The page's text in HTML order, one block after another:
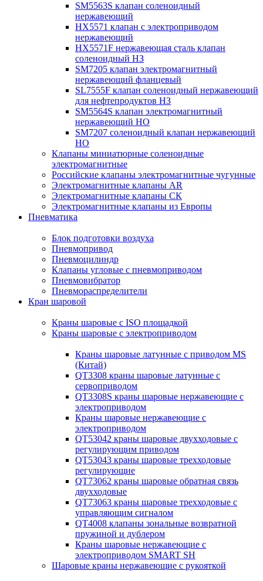
SM5563S клапан соленоидный
нержавеющий
HX5571 клапан с электроприводом
нержавеющий
HX5571F нержавеющая сталь клапан
соленоидный НЗ
SM7205 клапан электромагнитный
нержавеющий фланцевый
SL7555F клапан соленоидный нержавеющий
для нефтепродуктов НЗ
SM5564S клапан электромагнитный
нержавеющий НО
SM7207 соленоидный клапан нержавеющий
НО
Клапаны миниатюрные соленоидные
электромагнитные
Российские клапаны электромагнитные чугунные
Электромагнитные клапаны AR
Электромагнитные клапаны СК
Электромагнитные клапаны из Европы
Пневматика
Блок подготовки воздуха
Пневмопривод
Пневмоцилиндр
Клапаны угловые с пневмоприводом
Пневмовибратор
Пневмораспределители
Кран шаровой
Краны шаровые с ISO площадкой
Краны шаровые с электроприводом
Краны шаровые латунные с приводом MS
(Китай)
QT3308 краны шаровые латунные с
сервоприводом
QT3308S краны шаровые нержавеющие с
электроприводом
Краны шаровые нержавеющие с
электроприводом
QT53042 краны шаровые двухходовые с
регулирующим приводом
QT53043 краны шаровые трехходовые
регулирующие
QT73062 краны шаровые обратная связь
двухходовые
QT73063 краны шаровые трехходовые с
управляющим сигналом
QT4008 клапаны зональные возвратной
пружиной и дублером
Краны шаровые нержавеющие с
электроприводом SMART SH
Шаровые краны нержавеющие с рукояткой